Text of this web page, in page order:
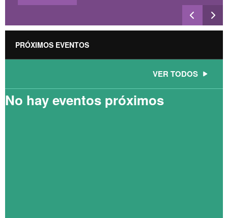
PRÓXIMOS EVENTOS
VER TODOS
No hay eventos próximos